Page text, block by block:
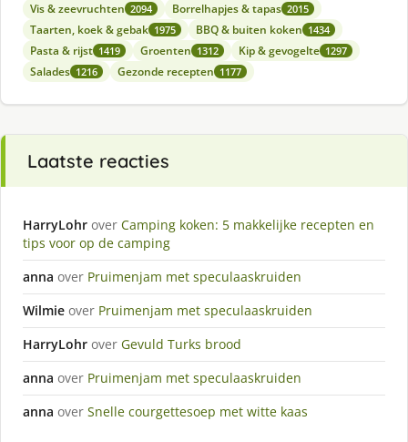
Vis & zeevruchten 2094 Borrelhapjes & tapas 2015
Taarten, koek & gebak 1975 BBQ & buiten koken 1434
Pasta & rijst 1419 Groenten 1312 Kip & gevogelte 1297
Salades 1216 Gezonde recepten 1177
Laatste reacties
HarryLohr over Camping koken: 5 makkelijke recepten en
tips voor op de camping
anna over Pruimenjam met speculaaskruiden
Wilmie over Pruimenjam met speculaaskruiden
HarryLohr over Gevuld Turks brood
anna over Pruimenjam met speculaaskruiden
anna over Snelle courgettesoep met witte kaas